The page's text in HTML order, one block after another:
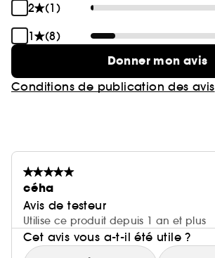
2
(1)
1
(8)
Donner mon avis
Conditions de publication des avis
céha
Avis de testeur
Utilise ce produit depuis 1 an et plus
Cet avis vous a-t-il été utile ?